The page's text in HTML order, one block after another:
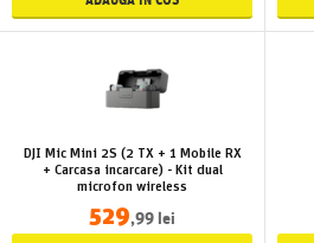
DJI Mic Mini 2S (2 TX + 1 Mobile RX
+ Carcasa incarcare) - Kit dual
microfon wireless
529,99 lei